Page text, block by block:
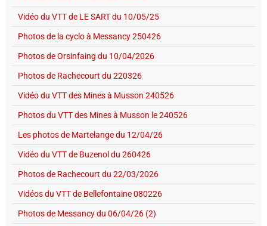
Vidéo du VTT de LE SART du 10/05/25
Photos de la cyclo à Messancy 250426
Photos de Orsinfaing du 10/04/2026
Photos de Rachecourt du 220326
Vidéo du VTT des Mines à Musson 240526
Photos du VTT des Mines à Musson le 240526
Les photos de Martelange du 12/04/26
Vidéo du VTT de Buzenol du 260426
Photos de Rachecourt du 22/03/2026
Vidéos du VTT de Bellefontaine 080226
Photos de Messancy du 06/04/26 (2)